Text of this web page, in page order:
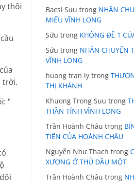
thôi
trời.
“
Bacsi Suu trong NHÂN
MIẾU VĨNH LONG
Sửu trong KHÔNG ĐỀ 1
Sửu trong NHÂN CHUYẾN
VĨNH LONG
huong tran ly trong
THỊ KHÁNH
Khuong Trong Suu trong
THẦN TỈNH VĨNH LONG
Trần Hoành Châu trong
TIẾN CỦA HOÀNH CHÂU
Nguyễn Như Thạch trong
XƯƠNG Ở THỦ DẦU MỘT
Trần Hoành Châu trong